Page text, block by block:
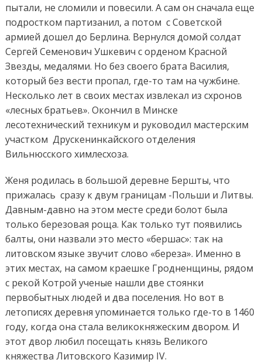
пытали, не сломили и повесили. А сам он сначала еще
подростком партизанил, а потом с Советской
армией дошел до Берлина. Вернулся домой солдат
Сергей Семенович Ушкевич с орденом Красной
Звезды, медалями. Но без своего брата Василия,
который без вести пропал, где-то там на чужбине.
Несколько лет в своих местах извлекал из схронов
«лесных братьев». Окончил в Минске
лесотехнический техникум и руководил мастерским
участком Друскенинкайского отделения
Вильнюсского химлесхоза.
Женя родилась в большой деревне Бершты, что
прижалась сразу к двум границам -Польши и Литвы.
Давным-давно на этом месте среди болот была
только березовая роща. Как только тут появились
балты, они назвали это место «бершас»: так на
литовском языке звучит слово «береза». Именно в
этих местах, на самом краешке Гродненщины, рядом
с рекой Котрой ученые нашли две стоянки
первобытных людей и два поселения. Но вот в
летописях деревня упоминается только где-то в 1460
году, когда она стала великокняжеским двором. И
этот двор любил посещать князь Великого
княжества Литовского Казимир IV.